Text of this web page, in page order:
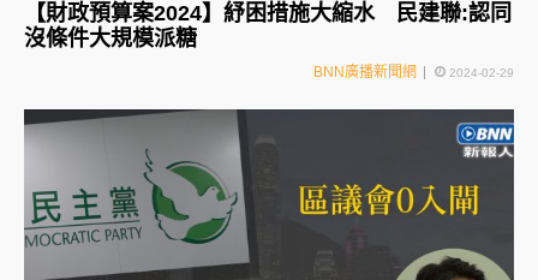
【財政預算案2024】紓困措施大縮水 民建聯:認同
沒條件大規模派糖
BNN廣播新聞網 2024-02-29